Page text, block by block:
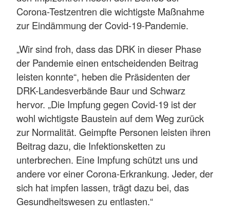
Corona-Testzentren die wichtigste Maßnahme
zur Eindämmung der Covid-19-Pandemie.
„Wir sind froh, dass das DRK in dieser Phase
der Pandemie einen entscheidenden Beitrag
leisten konnte“, heben die Präsidenten der
DRK-Landesverbände Baur und Schwarz
hervor. „Die Impfung gegen Covid-19 ist der
wohl wichtigste Baustein auf dem Weg zurück
zur Normalität. Geimpfte Personen leisten ihren
Beitrag dazu, die Infektionsketten zu
unterbrechen. Eine Impfung schützt uns und
andere vor einer Corona-Erkrankung. Jeder, der
sich hat impfen lassen, trägt dazu bei, das
Gesundheitswesen zu entlasten.“